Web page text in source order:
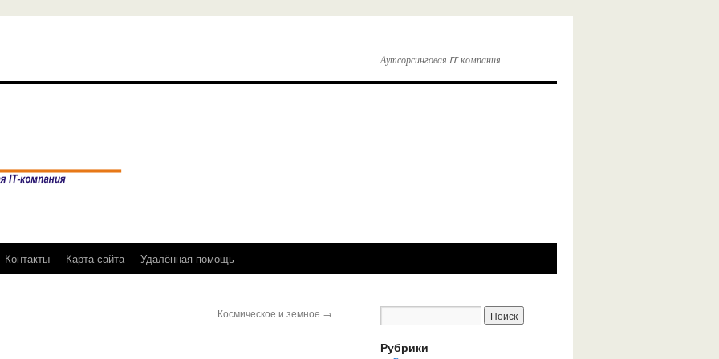
Аутсорсинговая IT компания
Контакты Карта сайта Удалённая помощь
Космическое и земное →
Рубрики